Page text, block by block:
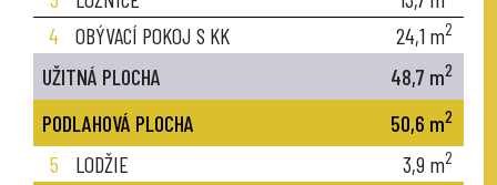
4 OBÝVACÍ POKOJ S KK 24,1 m2
UŽITNÁ PLOCHA 48,7 m2
PODLAHOVÁ PLOCHA 50,6 m2
5 LODŽIE 3,9 m2